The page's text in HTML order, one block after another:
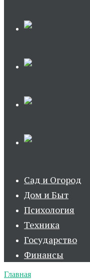
Сад и Огород
Дом и Быт
Психология
Техника
Государство
Финансы
Главная